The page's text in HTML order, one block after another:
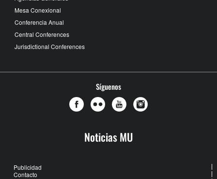
Mesa Conexional
Conferencia Anual
Central Conferences
Jurisdictional Conferences
Síguenos
Noticias MU
Publicidad
Contacto